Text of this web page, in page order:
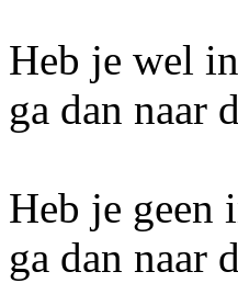
Heb je wel
ga dan naar
Heb je geen
ga dan naar